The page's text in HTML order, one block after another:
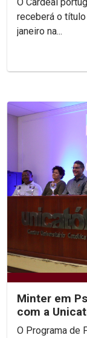
receberá o
janeiro na...
Minter em
com a
O Programa de